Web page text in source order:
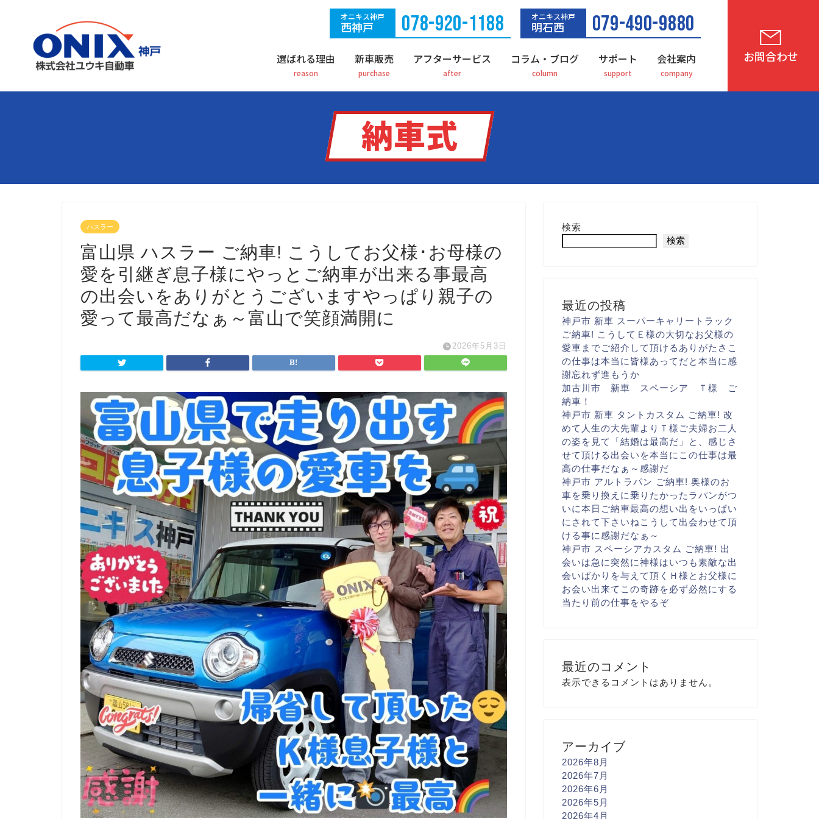
オニキス神戸
西神戸 078-920-1188 オニキス神戸
明石西 079-490-9880
選ばれる理由 新車販売 アフターサービス コラム・ブログ サポート 会社案内 お問合わせ
納車式
ハスラー
富山県 ハスラー ご納車! こうしてお父様･お母様の
愛を引継ぎ息子様にやっとご納車が出来る事最高
の出会いをありがとうございますやっぱり親子の
愛って最高だなぁ～ 富山で笑顔満開に
2026年5月3日
検索
検索
最近の投稿
神戸市 新車 スーパーキャリートラック
ご納車! こうして Ｅ様の大切なお父様の
愛車までご紹介して頂けるありがたさ こ
の仕事は本当に 皆様あってだと 本当に感
謝忘れず進もうか
加古川市 新車 スペーシア Ｔ様 ご
納車！
神戸市 新車 タントカスタム ご納車! 改
めて人生の大先輩より Ｔ様ご夫婦お二人
の姿を見て
「結婚は最高だ 」と、感じさ
せて頂ける出会いを本当にこの仕事は最
高の仕事だなぁ～ 感謝だ
神戸市 アルトラパン ご納車! 奥様のお
車を乗り換えに乗りたかったラパンがつ
いに本日ご納車最高の想い出をいっぱい
に されて下さいね こうして出会わせて頂
ける事に感謝だなぁ～
神戸市 スペーシアカスタム ご納車! 出
会いは急に 突然に神様はいつも素敵な出
会いばかりを与えて頂く Ｈ様とお父様に
お会い出来て この奇跡を必ず必然にする
当たり前の仕事をやるぞ
最近のコメント
表示できるコメントはありません。
アーカイブ
2026年8月
2026年7月
2026年6月
2026年5月
2026年4月